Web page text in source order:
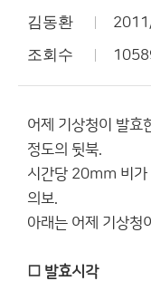
김동환
조회수
어제 기상청이 발효
정도의 뒷북.
시간당 20mm 비가
의보.
아래는 어제 기상청
□ 발효시각